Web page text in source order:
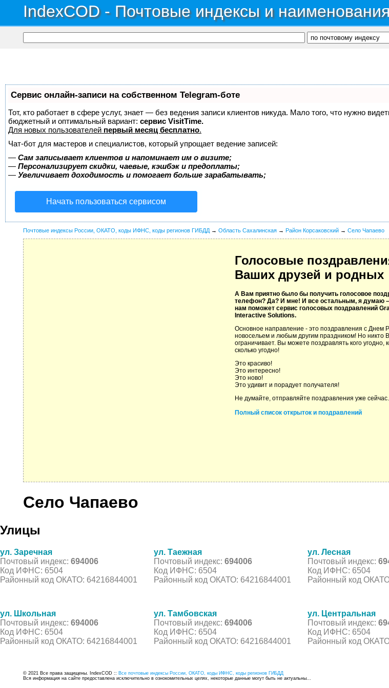
IndexCOD - Почтовые индексы и
Сервис онлайн-записи на собственном Telegram-боте
Тот, кто работает в сфере услуг, знает — без ведения записи клиентов никуда. Мало того, что нужно
бюджетный и оптимальный вариант: сервис VisitTime.
Для новых пользователей первый месяц бесплатно.
Чат-бот для мастеров и специалистов, который упрощает ведение записей:
— Сам записывает клиентов и напоминает им о визите;
— Персонализирует скидки, чаевые, кэшбэк и предоплаты;
— Увеличивает доходимость и помогает больше зарабатывать;
Начать пользоваться сервисом
Почтовые индексы России, ОКАТО, коды ИФНС, коды регионов ГИБДД → Область Сахалинская → Район Корсаковский → Село Чапаево
Голосовые
Ваших друзей и родных
А Вам приятно было бы получить голосовое
телефон? Да? И мне! И все остальным, я думаю –
нам поможет сервис голосовых поздравлений
Interactive Solutions.
Основное направление - это поздравления с Днем
новосельем и любым другим праздником! Но никто
ограничивает. Вы можете поздравлять кого угодно,
сколько угодно!
Это красиво!
Это интересно!
Это ново!
Это удивит и порадует получателя!
Не думайте, отправляйте поздравления уже сейчас.
Полный список открыток и поздравлений
Село Чапаево
Улицы
ул. Заречная
Почтовый индекс: 694006
Код ИФНС: 6504
Районный код ОКАТО: 64216844001
ул. Таежная
Почтовый индекс: 694006
Код ИФНС: 6504
Районный код ОКАТО: 64216844001
ул. Лесная
Почтовый индекс:
Код ИФНС: 6504
Районный код
ул. Школьная
Почтовый индекс: 694006
Код ИФНС: 6504
Районный код ОКАТО: 64216844001
ул. Тамбовская
Почтовый индекс: 694006
Код ИФНС: 6504
Районный код ОКАТО: 64216844001
ул. Центральная
Почтовый индекс:
Код ИФНС: 6504
Районный код
© 2021 Все права защищены. IndexCOD :: Все почтовые индексы России, ОКАТО, коды ИФНС, коды регионов ГИБДД
Вся информация на сайте предоставлена исключительно в ознокомительных целях, некоторые данные могут быть не актуальны...